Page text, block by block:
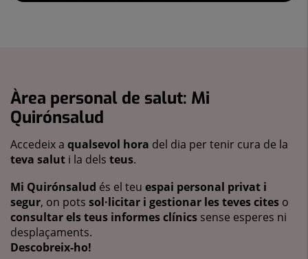
Àrea personal de salut: Mi
Quirónsalud
Accedeix a qualsevol hora del dia per tenir cura de la
teva salut i la dels teus.
Mi Quirónsalud és el teu espai personal privat i
segur, on pots sol·licitar i gestionar les teves cites o
consultar els teus informes clínics sense esperes ni
desplaçaments.
Descobreix-ho!